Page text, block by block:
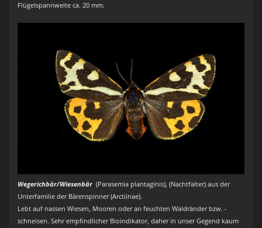
Flügelspannweite ca. 20 mm.
Wegerichbär/Wiesenbär (Parasemia plantaginis), (Nachtfalter) aus der
Unterfamilie der Bärenspinner (Arctiinae).
Lebt auf nassen Wiesen, Mooren oder an feuchten Waldränder bzw. -
schneisen. Sehr empfindlicher Bioindikator, daher in unser Gegend kaum